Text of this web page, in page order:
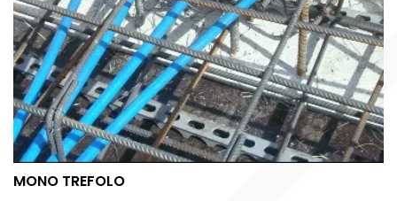
MONO TREFOLO